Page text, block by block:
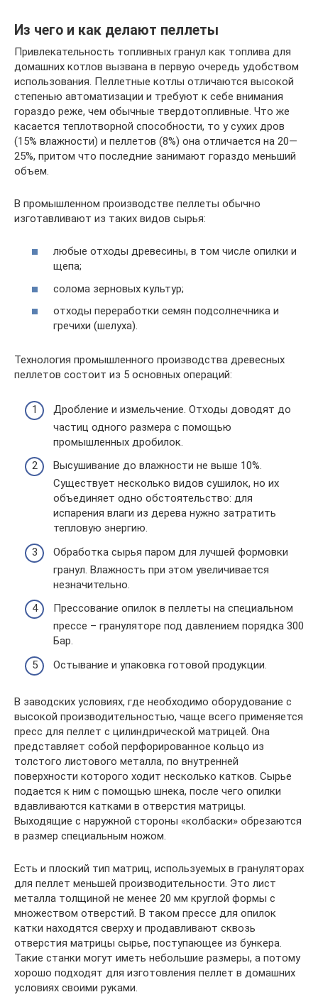
Из чего и как делают пеллеты
Привлекательность топливных гранул как топлива для
домашних котлов вызвана в первую очередь удобством
использования. Пеллетные котлы отличаются высокой
степенью автоматизации и требуют к себе внимания
гораздо реже, чем обычные твердотопливные. Что же
касается теплотворной способности, то у сухих дров
(15% влажности) и пеллетов (8%) она отличается на 20—
25%, притом что последние занимают гораздо меньший
объем.
В промышленном производстве пеллеты обычно
изготавливают из таких видов сырья:
любые отходы древесины, в том числе опилки и
щепа;
солома зерновых культур;
отходы переработки семян подсолнечника и
гречихи (шелуха).
Технология промышленного производства древесных
пеллетов состоит из 5 основных операций:
Дробление и измельчение. Отходы доводят до
частиц одного размера с помощью
промышленных дробилок.
Высушивание до влажности не выше 10%.
Существует несколько видов сушилок, но их
объединяет одно обстоятельство: для
испарения влаги из дерева нужно затратить
тепловую энергию.
Обработка сырья паром для лучшей формовки
гранул. Влажность при этом увеличивается
незначительно.
Прессование опилок в пеллеты на специальном
прессе – грануляторе под давлением порядка 300
Бар.
Остывание и упаковка готовой продукции.
В заводских условиях, где необходимо оборудование с
высокой производительностью, чаще всего применяется
пресс для пеллет с цилиндрической матрицей. Она
представляет собой перфорированное кольцо из
толстого листового металла, по внутренней
поверхности которого ходит несколько катков. Сырье
подается к ним с помощью шнека, после чего опилки
вдавливаются катками в отверстия матрицы.
Выходящие с наружной стороны «колбаски» обрезаются
в размер специальным ножом.
Есть и плоский тип матриц, используемых в грануляторах
для пеллет меньшей производительности. Это лист
металла толщиной не менее 20 мм круглой формы с
множеством отверстий. В таком прессе для опилок
катки находятся сверху и продавливают сквозь
отверстия матрицы сырье, поступающее из бункера.
Такие станки могут иметь небольшие размеры, а потому
хорошо подходят для изготовления пеллет в домашних
условиях своими руками.